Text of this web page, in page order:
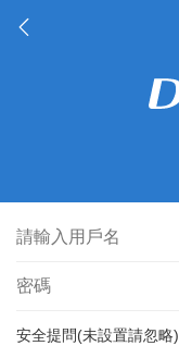
安全提問(未設置請忽略)